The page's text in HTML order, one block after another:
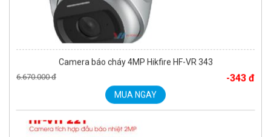
Camera báo cháy 4MP Hikfire HF-VR 343